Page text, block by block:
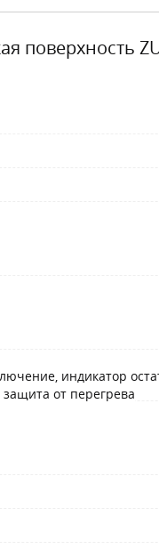
поверхность
индикатор
от перегрева